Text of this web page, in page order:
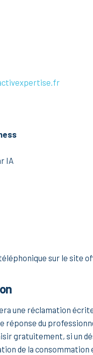
IA
sur le site
une réclamation
du
gratuitement, si un
de la consommation